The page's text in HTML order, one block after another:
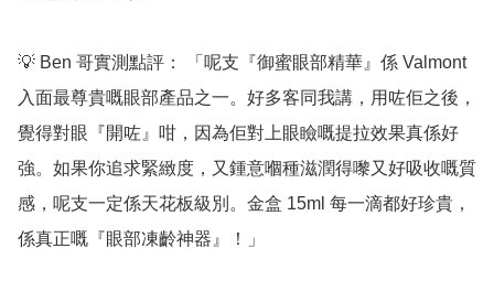
💡 Ben 哥實測點評： 「呢支『御蜜眼部精華』係 Valmont
入面最尊貴嘅眼部產品之一。好多客同我講，用咗佢之後，
覺得對眼『開咗』咁，因為佢對上眼瞼嘅提拉效果真係好
強。如果你追求緊緻度，又鍾意嗰種滋潤得嚟又好吸收嘅質
感，呢支一定係天花板級別。金盒 15ml 每一滴都好珍貴，
係真正嘅『眼部凍齡神器』！」